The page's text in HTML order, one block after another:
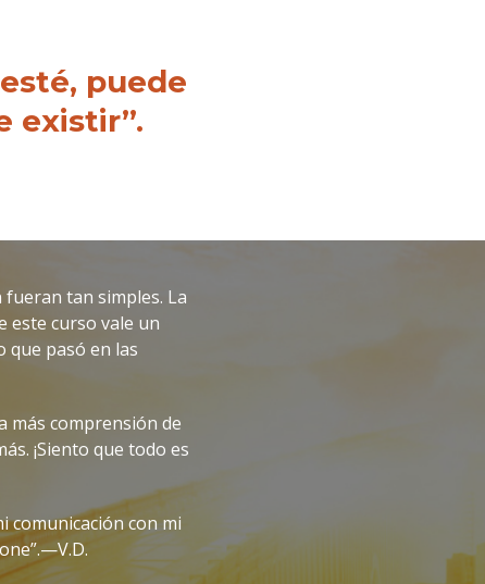
puede
existir”.
tan simples. La
este curso vale un
que pasó en las
más comprensión de
¡Siento que todo es
comunicación con mi